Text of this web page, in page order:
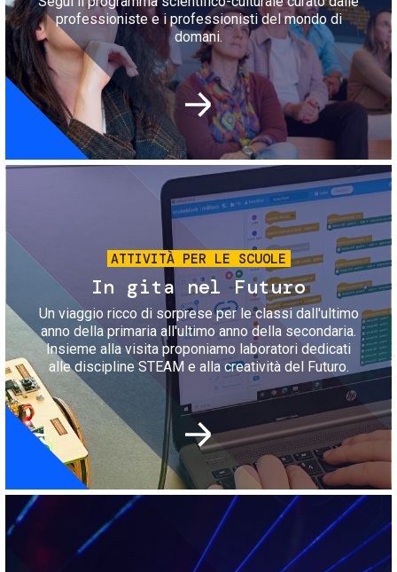
professioniste e i professionisti del mondo di
domani.
Immagine
ATTIVITÀ PER LE SCUOLE
In gita nel Futuro
Un viaggio ricco di sorprese per le classi dall'ultimo
anno della primaria all'ultimo anno della secondaria.
Insieme alla visita proponiamo laboratori dedicati
alle discipline STEAM e alla creatività del Futuro.
Immagine